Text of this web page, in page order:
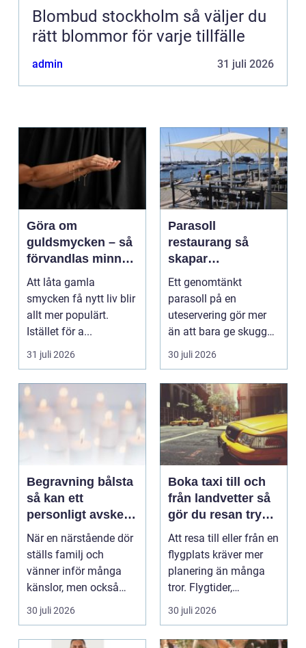
Blombud stockholm så väljer du
rätt blommor för varje tillfälle
admin 31 juli 2026
Göra om
guldsmycken – så
förvandlas minnen
till nya favoriter
Att låta gamla
smycken få nytt liv blir
allt mer populärt.
Istället för a...
31 juli 2026
Parasoll
restaurang så
skapar
uteserveringen rätt
känsla året runt
Ett genomtänkt
parasoll på en
uteservering gör mer
än att bara ge skugga.
Det påverkar hur länge
gäs...
30 juli 2026
Begravning bålsta
så kan ett
personligt avsked
formas
När en närstående dör
ställs familj och
vänner inför många
känslor, men också
praktiska beslut. En b...
30 juli 2026
Boka taxi till och
från landvetter så
gör du resan trygg
och smidig
Att resa till eller från en
flygplats kräver mer
planering än många
tror. Flygtider,
packning, säker...
30 juli 2026